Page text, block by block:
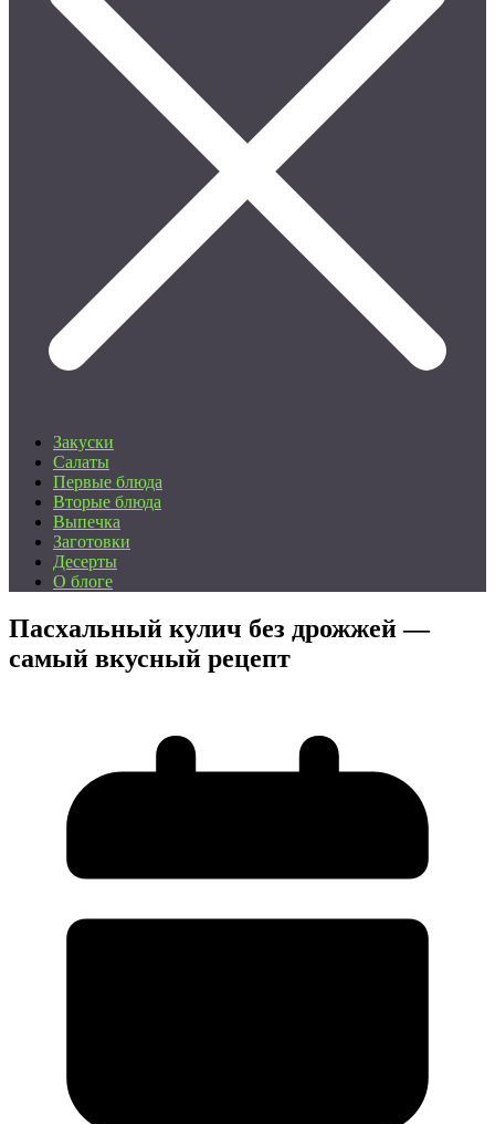
Закуски
Салаты
Первые блюда
Вторые блюда
Выпечка
Заготовки
Десерты
О блоге
Пасхальный кулич без дрожжей —
самый вкусный рецепт